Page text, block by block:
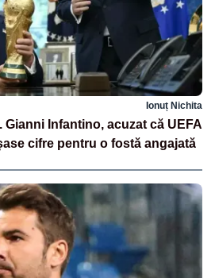
Ionuț Nichita
Gianni Infantino, acuzat că UEFA
cifre pentru o fostă angajată